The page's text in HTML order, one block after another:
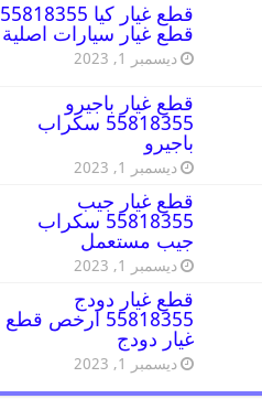
قطع غيار كيا 55818355
قطع غيار سيارات اصلية
ديسمبر 1, 2023
قطع غيار باجيرو
55818355 سكراب
باجيرو
ديسمبر 1, 2023
قطع غيار جيب
55818355 سكراب
جيب مستعمل
ديسمبر 1, 2023
قطع غيار دودج
55818355 ارخص قطع
غيار دودج
ديسمبر 1, 2023